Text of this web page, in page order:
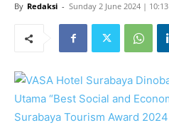
By Redaksi - Sunday 2 June 2024 | 10:13